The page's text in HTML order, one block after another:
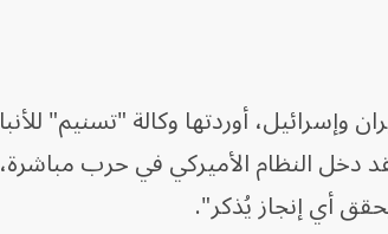
أوردتها وكالة "تسنيم" للأنباء
لقد دخل النظام الأميركي في حرب
أي إنجاز يُذكر".